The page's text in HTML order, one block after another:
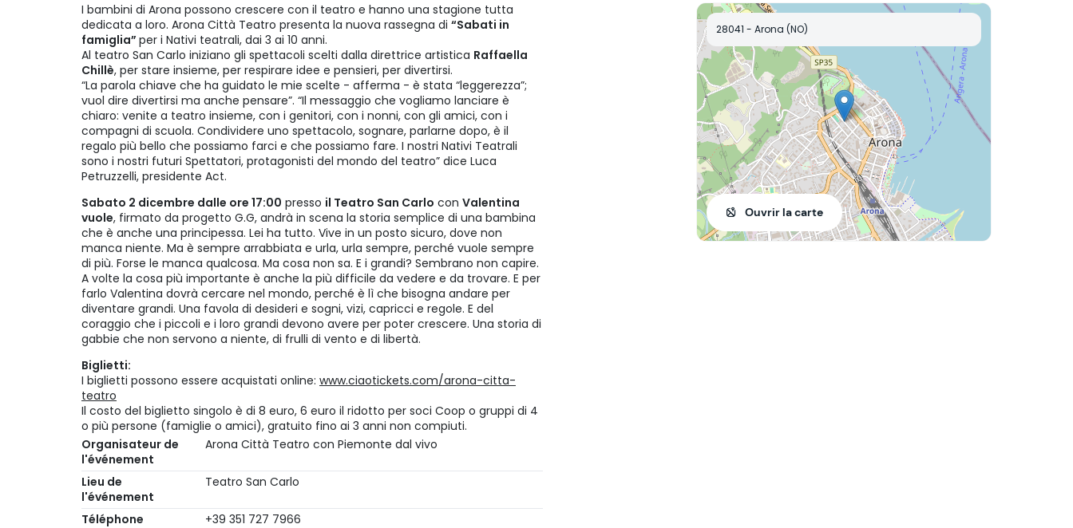
I bambini di Arona possono crescere con il teatro e hanno una stagione tutta
dedicata a loro. Arona Città Teatro presenta la nuova rassegna di “Sabati in
famiglia” per i Nativi teatrali, dai 3 ai 10 anni.
Al teatro San Carlo iniziano gli spettacoli scelti dalla direttrice artistica Raffaella
Chillè, per stare insieme, per respirare idee e pensieri, per divertirsi.
“La parola chiave che ha guidato le mie scelte - afferma - è stata “leggerezza”;
vuol dire divertirsi ma anche pensare”. “Il messaggio che vogliamo lanciare è
chiaro: venite a teatro insieme, con i genitori, con i nonni, con gli amici, con i
compagni di scuola. Condividere uno spettacolo, sognare, parlarne dopo, è il
regalo più bello che possiamo farci e che possiamo fare. I nostri Nativi Teatrali
sono i nostri futuri Spettatori, protagonisti del mondo del teatro” dice Luca
Petruzzelli, presidente Act.
Sabato 2 dicembre dalle ore 17:00 presso il Teatro San Carlo con Valentina
vuole, firmato da progetto G.G, andrà in scena la storia semplice di una bambina
che è anche una principessa. Lei ha tutto. Vive in un posto sicuro, dove non
manca niente. Ma è sempre arrabbiata e urla, urla sempre, perché vuole sempre
di più. Forse le manca qualcosa. Ma cosa non sa. E i grandi? Sembrano non capire.
A volte la cosa più importante è anche la più difficile da vedere e da trovare. E per
farlo Valentina dovrà cercare nel mondo, perché è lì che bisogna andare per
diventare grandi. Una favola di desideri e sogni, vizi, capricci e regole. E del
coraggio che i piccoli e i loro grandi devono avere per poter crescere. Una storia di
gabbie che non servono a niente, di frulli di vento e di libertà.
Biglietti:
I biglietti possono essere acquistati online: www.ciaotickets.com/arona-citta-
teatro
Il costo del biglietto singolo è di 8 euro, 6 euro il ridotto per soci Coop o gruppi di 4
o più persone (famiglie o amici), gratuito fino ai 3 anni non compiuti.
Organisateur de
l'événement
Arona Città Teatro con Piemonte dal vivo
Lieu de
l'événement
Teatro San Carlo
Téléphone
+39 351 727 7966
28041 - Arona (NO)
Ouvrir la carte